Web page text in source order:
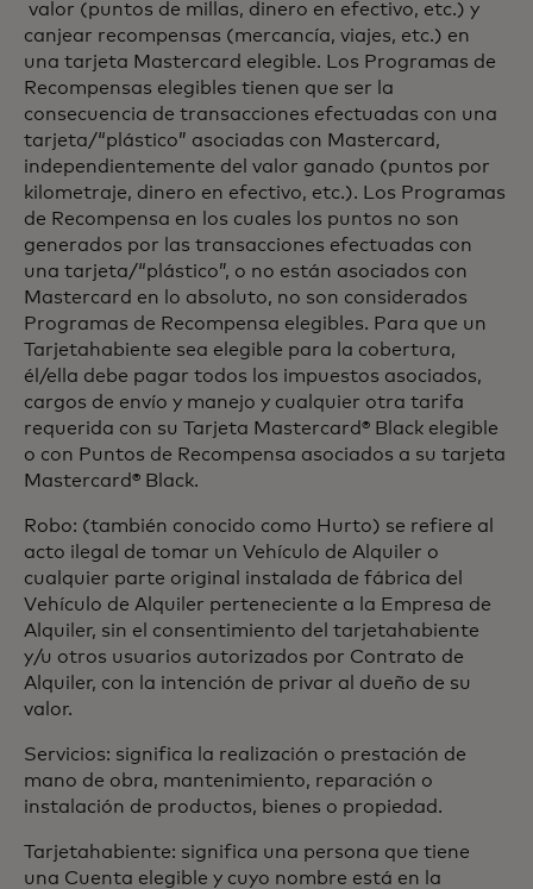
valor (puntos de millas, dinero en efectivo, etc.) y
canjear recompensas (mercancía, viajes, etc.) en
una tarjeta Mastercard elegible. Los Programas de
Recompensas elegibles tienen que ser la
consecuencia de transacciones efectuadas con una
tarjeta/“plástico” asociadas con Mastercard,
independientemente del valor ganado (puntos por
kilometraje, dinero en efectivo, etc.). Los Programas
de Recompensa en los cuales los puntos no son
generados por las transacciones efectuadas con
una tarjeta/“plástico”, o no están asociados con
Mastercard en lo absoluto, no son considerados
Programas de Recompensa elegibles. Para que un
Tarjetahabiente sea elegible para la cobertura,
él/ella debe pagar todos los impuestos asociados,
cargos de envío y manejo y cualquier otra tarifa
requerida con su Tarjeta Mastercard® Black elegible
o con Puntos de Recompensa asociados a su tarjeta
Mastercard® Black.
Robo: (también conocido como Hurto) se refiere al
acto ilegal de tomar un Vehículo de Alquiler o
cualquier parte original instalada de fábrica del
Vehículo de Alquiler perteneciente a la Empresa de
Alquiler, sin el consentimiento del tarjetahabiente
y/u otros usuarios autorizados por Contrato de
Alquiler, con la intención de privar al dueño de su
valor.
Servicios: significa la realización o prestación de
mano de obra, mantenimiento, reparación o
instalación de productos, bienes o propiedad.
Tarjetahabiente: significa una persona que tiene
una Cuenta elegible y cuyo nombre está en la